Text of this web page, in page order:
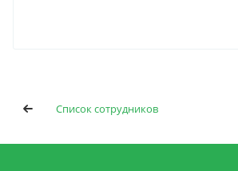
Список сотрудников